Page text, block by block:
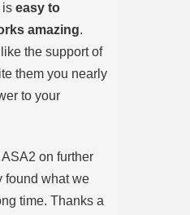
iseasy to
amazing.
the support of
them you nearly
to your
on further
found what we
time. Thanks a